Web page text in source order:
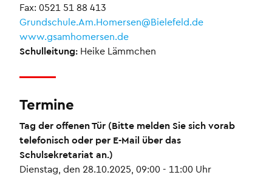
Fax: 0521 51 88 413
Grundschule.Am.Homersen@Bielefeld.de
www.gsamhomersen.de
Schulleitung:Heike Lämmchen
Termine
Tag der offenen Tür (Bitte melden Sie sich vorab
telefonisch oder per E-Mail über das
Schulsekretariat an.)
Dienstag, den 28.10.2025, 09:00 - 11:00 Uhr